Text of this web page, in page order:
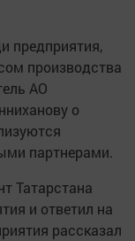
предприятия,
производства
АО
о
партнерами.
Татарстана
и ответил на
рассказал